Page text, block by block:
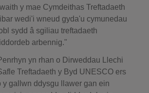
y mae Cymdeithas Treftadaeth
wedi'i wneud gyda'u cymunedau
sydd â sgiliau treftadaeth
arbennig."
yn rhan o Dirweddau Llechi
Treftadaeth y Byd UNESCO ers
y gallwn ddysgu llawer gan ein